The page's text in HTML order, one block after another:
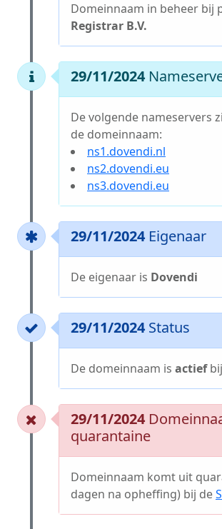
Domeinnaam in beheer bij
Registrar B.V.
29/11/2024
De volgende nameservers
de domeinnaam:
ns1.dovendi.nl
ns2.dovendi.eu
ns3.dovendi.eu
29/11/2024 Eigenaar
De eigenaar is Dovendi
29/11/2024 Status
De domeinnaam is actief
29/11/2024
quarantaine
Domeinnaam komt uit
dagen na opheffing) bij de